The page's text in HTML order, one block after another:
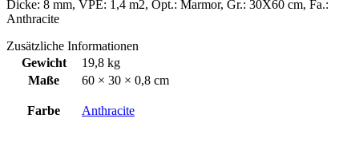
Dicke: 8 mm, VPE: 1,4 m2, Opt.: Marmor, Gr.: 30X60 cm, Fa.:
Anthracite
Zusätzliche Informationen
Gewicht
19,8 kg
Maße
60 × 30 × 0,8 cm
Farbe Anthracite